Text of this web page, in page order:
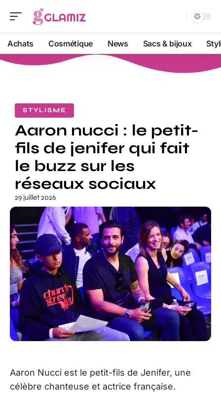
Achats Cosmétique News Sacs & bijoux
STYLISME
Aaron nucci : le petit-
fils de jenifer qui fait
le buzz sur les
réseaux sociaux
29 juillet 2026
Aaron Nucci est le petit-fils de Jenifer, une
célèbre chanteuse et actrice française.